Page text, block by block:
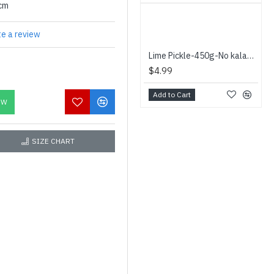
a review
SIZE CHART
Lime Pickle-450g-No kalappadam - எலுமிச்சை ஊறுகாய்
$4.99
Add to Cart